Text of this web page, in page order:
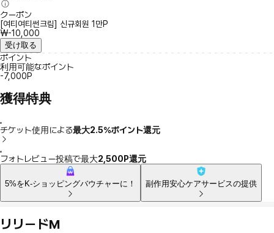
クーポン
[여티여티썬크림] 신규회원 1만P
₩-10,000
受け取る
ポイント
利用可能なポイント
-7,000P
獲得特典
チケット使用による最大2.5％ポイント還元
フォトレビュー投稿で最大2,500P還元
5%をK-ショッピングバウチャーに！ 副作用安心ケアサービスの提供
リリードM